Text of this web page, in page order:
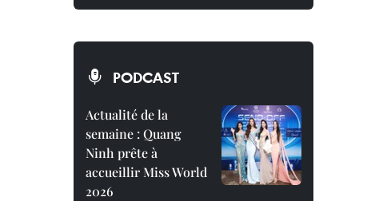
PODCAST
Actualité de la
semaine : Quang
Ninh prête à
accueillir Miss World
2026